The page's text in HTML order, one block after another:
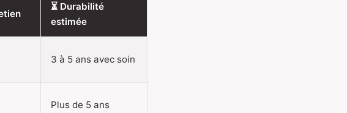
⏳ Durabilité
estimée
3 à 5 ans avec soin
Plus de 5 ans